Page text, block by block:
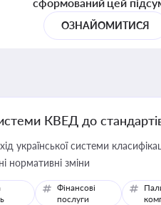
ОЗНАЙОМИТИСЯ
КВЕД до
української системи
нормативні зміни
Фінансові
послуги